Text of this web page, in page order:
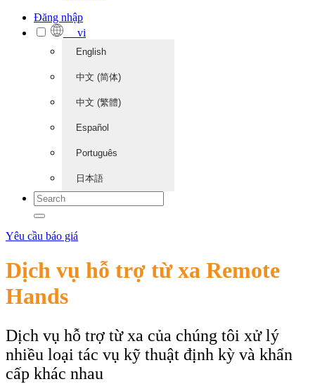
Đăng nhập
vi
English
中文 (简体)
中文 (繁體)
Español
Português
日本語
Yêu cầu báo giá
Dịch vụ hỗ trợ từ xa Remote
Hands
Dịch vụ hỗ trợ từ xa của chúng tôi xử lý
nhiều loại tác vụ kỹ thuật định kỳ và khẩn
cấp khác nhau